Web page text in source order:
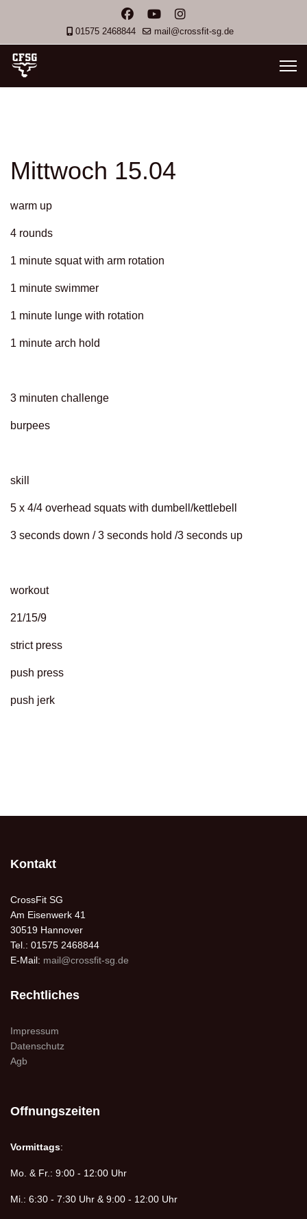
01575 2468844 mail@crossfit-sg.de
Mittwoch 15.04
warm up
4 rounds
1 minute squat with arm rotation
1 minute swimmer
1 minute lunge with rotation
1 minute arch hold
3 minuten challenge
burpees
skill
5 x 4/4 overhead squats with dumbell/kettlebell
3 seconds down / 3 seconds hold /3 seconds up
workout
21/15/9
strict press
push press
push jerk
Kontakt
CrossFit SG
Am Eisenwerk 41
30519 Hannover
Tel.: 01575 2468844
E-Mail: mail@crossfit-sg.de
Rechtliches
Impressum
Datenschutz
Agb
Offnungszeiten
Vormittags:
Mo. & Fr.: 9:00 - 12:00 Uhr
Mi.: 6:30 - 7:30 Uhr & 9:00 - 12:00 Uhr